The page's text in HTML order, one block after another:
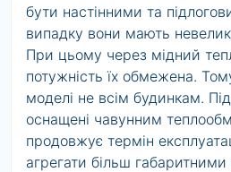
бути настінними та
випадку вони мають
При цьому через мідний
потужність їх обмежена.
моделі не всім будинкам.
оснащені чавунним
продовжує термін
агрегати більш